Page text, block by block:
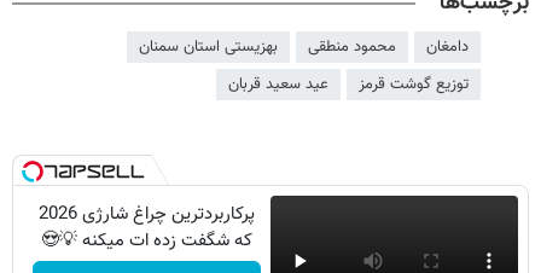
دامغان محمود منطقی
بهزیستی استان سمنان
توزیع گوشت قرمز
عید سعید قربان
پرکاربردترین چراغ شارژی 2026
که شگفت زده ات میکنه 💡😍